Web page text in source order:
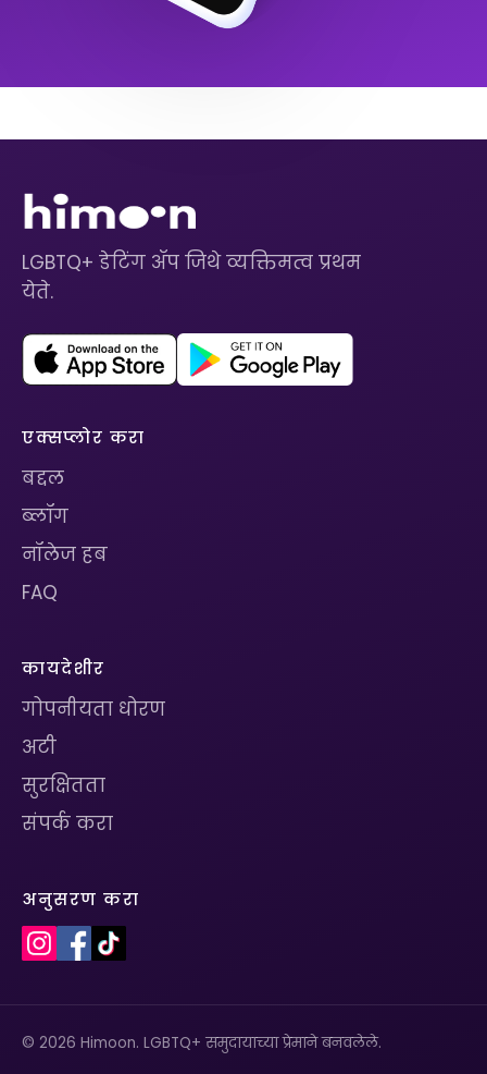
LGBTQ+ डेटिंग ॲप जिथे व्यक्तिमत्व प्रथम
येते.
एक्सप्लोर करा
बद्दल
ब्लॉग
नॉलेज हब
FAQ
कायदेशीर
गोपनीयता धोरण
अटी
सुरक्षितता
संपर्क करा
अनुसरण करा
© 2026 Himoon. LGBTQ+ समुदायाच्या प्रेमाने बनवलेले.